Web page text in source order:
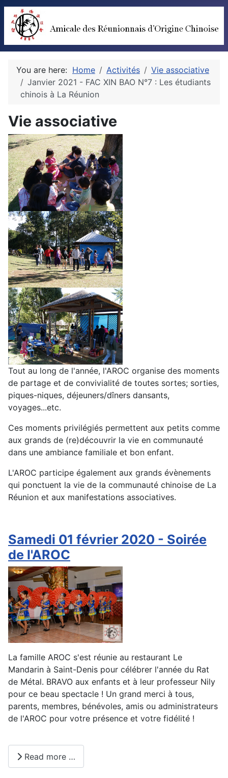
You are here: Home Activités
Vie associative
Janvier 2021 - FAC XIN BAO N°7 : Les étudiants
chinois à La Réunion
Vie associative
Tout au long de l'année, l'AROC organise des moments
de partage et de convivialité de toutes sortes; sorties,
piques-niques, déjeuners/dîners dansants,
voyages...etc.
Ces moments privilégiés permettent aux petits comme
aux grands de (re)découvrir la vie en communauté
dans une ambiance familiale et bon enfant.
L'AROC participe également aux grands évènements
qui ponctuent la vie de la communauté chinoise de La
Réunion et aux manifestations associatives.
Samedi 01 février 2020 - Soirée
de l'AROC
La famille AROC s'est réunie au restaurant Le
Mandarin à Saint-Denis pour célébrer l'année du Rat
de Métal. BRAVO aux enfants et à leur professeur Nily
pour ce beau spectacle ! Un grand merci à tous,
parents, membres, bénévoles, amis ou administrateurs
de l'AROC pour votre présence et votre fidélité !
Read more …